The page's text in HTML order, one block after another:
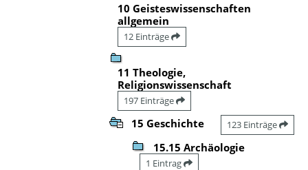
10 Geisteswissenschaften
allgemein
12 Einträge
11 Theologie,
Religionswissenschaft
197 Einträge
15 Geschichte 123 Einträge
15.15 Archäologie
1 Eintrag